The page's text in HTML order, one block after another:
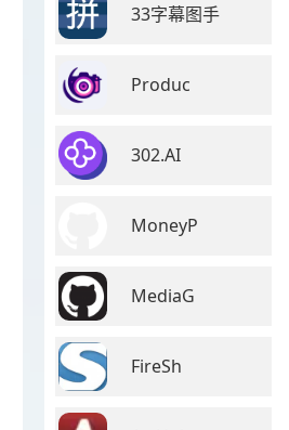
33字幕图手
Produc
302.AI
MoneyP
MediaG
FireSh